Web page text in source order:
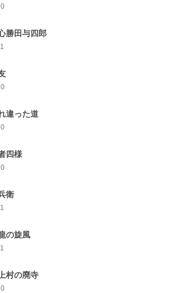
勝田与四郎
違った道
四様
衛
の旋風
村の廃寺